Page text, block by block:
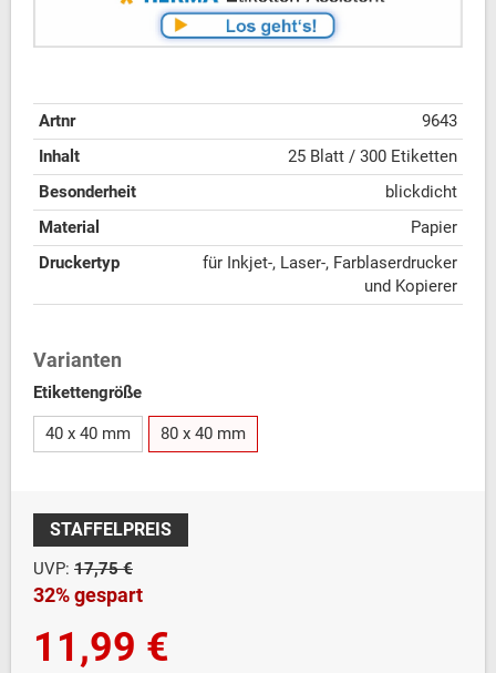
Artnr
9643
Inhalt
25 Blatt / 300 Etiketten
Besonderheit
blickdicht
Material
Papier
Druckertyp
für Inkjet-, Laser-, Farblaserdrucker
und Kopierer
Varianten
Etikettengröße
40 x 40 mm 80 x 40 mm
STAFFELPREIS
UVP: 17,75 €
32% gespart
11,99 €